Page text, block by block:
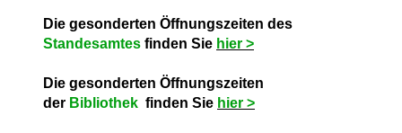
Die gesonderten Öffnungszeiten des
Standesamtes finden Sie hier >
Die gesonderten Öffnungszeiten
der Bibliothek finden Sie hier >